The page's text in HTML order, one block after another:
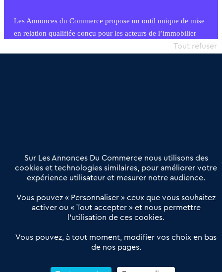
Les Annonces du Commerce propose un outil unique de mise
en relation qualifiée conçu pour les acteurs de l’immobilier
commercial et les collectivités territoriales, simple et intégrant
Offres Pro
Actualités
Qui sommes nous ?
Derniers articles
Réseau 3C : un partenaire national dédié aux transactions
Petitscommerces : Un partenariat au service du commerce de
proximité et des territoires
Sur Les Annonces Du Commerce nous utilisons des
cookies et technologies similaires, pour améliorer votre
expérience utilisateur et mesurer notre audience.
Vous pouvez « Personnaliser » ceux que vous souhaitez
activer ou « Tout accepter » et nous permettre
l’utilisation de ces cookies.
Vous pouvez, à tout moment, modifier vos choix en bas
de nos pages.
Tout refuser